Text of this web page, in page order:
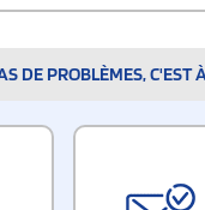
DE PROBLÈMES, C'EST